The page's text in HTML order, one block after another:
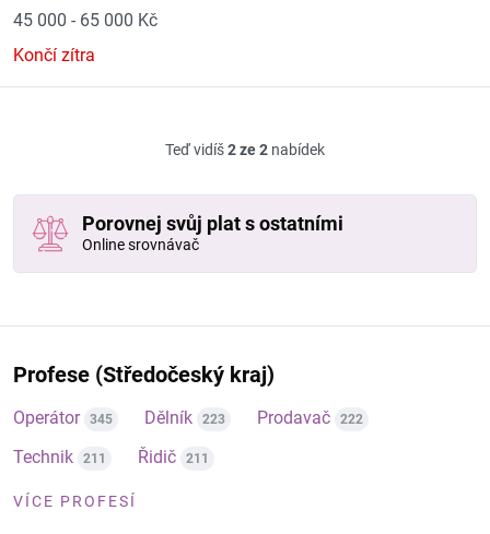
45 000 - 65 000 Kč
Končí zítra
Teď vidíš2 ze 2 nabídek
Porovnej svůj plat s ostatními
Online srovnávač
Profese (Středočeský kraj)
Operátor 345 Dělník 223 Prodavač 222
Technik 211 Řidič 211
VÍCE PROFESÍ